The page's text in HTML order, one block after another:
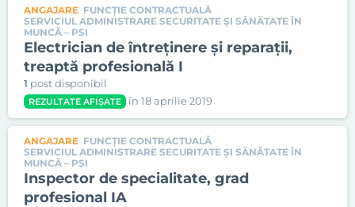
ANGAJARE FUNCȚIE CONTRACTUALĂ
SERVICIUL ADMINISTRARE SECURITATE ŞI SĂNĂTATE ÎN
MUNCĂ – PSI
Electrician de întreţinere şi reparaţii,
treaptă profesională I
1 post disponibil
REZULTATE AFIȘATE în 18 aprilie 2019
ANGAJARE FUNCȚIE CONTRACTUALĂ
SERVICIUL ADMINISTRARE SECURITATE ŞI SĂNĂTATE ÎN
MUNCĂ – PSI
Inspector de specialitate, grad
profesional IA